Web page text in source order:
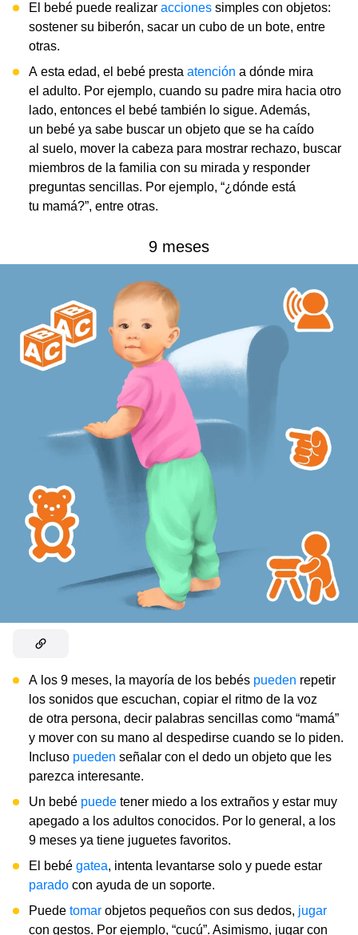
El bebé puede realizar acciones simples con objetos:
sostener su biberón, sacar un cubo de un bote, entre
otras.
A esta edad, el bebé presta atención a dónde mira
el adulto. Por ejemplo, cuando su padre mira hacia otro
lado, entonces el bebé también lo sigue. Además,
un bebé ya sabe buscar un objeto que se ha caído
al suelo, mover la cabeza para mostrar rechazo, buscar
miembros de la familia con su mirada y responder
preguntas sencillas. Por ejemplo, “¿dónde está
tu mamá?”, entre otras.
9 meses
A los 9 meses, la mayoría de los bebés pueden repetir
los sonidos que escuchan, copiar el ritmo de la voz
de otra persona, decir palabras sencillas como “mamá”
y mover con su mano al despedirse cuando se lo piden.
Incluso pueden señalar con el dedo un objeto que les
parezca interesante.
Un bebé puede tener miedo a los extraños y estar muy
apegado a los adultos conocidos. Por lo general, a los
9 meses ya tiene juguetes favoritos.
El bebé gatea, intenta levantarse solo y puede estar
parado con ayuda de un soporte.
Puede tomar objetos pequeños con sus dedos, jugar
con gestos. Por ejemplo, “cucú”. Asimismo, jugar con